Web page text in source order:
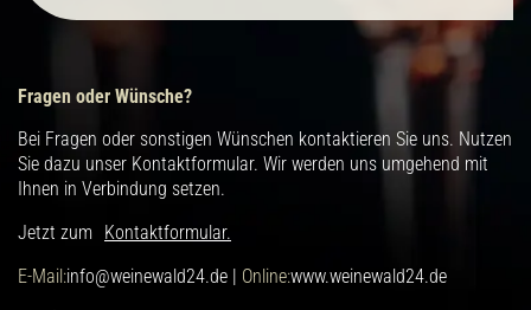
Fragen oder Wünsche?
Bei Fragen oder sonstigen Wünschen kontaktieren Sie uns. Nutzen
Sie dazu unser Kontaktformular. Wir werden uns umgehend mit
Ihnen in Verbindung setzen.
Jetzt zum
Kontaktformular.
E-Mail:info@weinewald24.de | Online:www.weinewald24.de